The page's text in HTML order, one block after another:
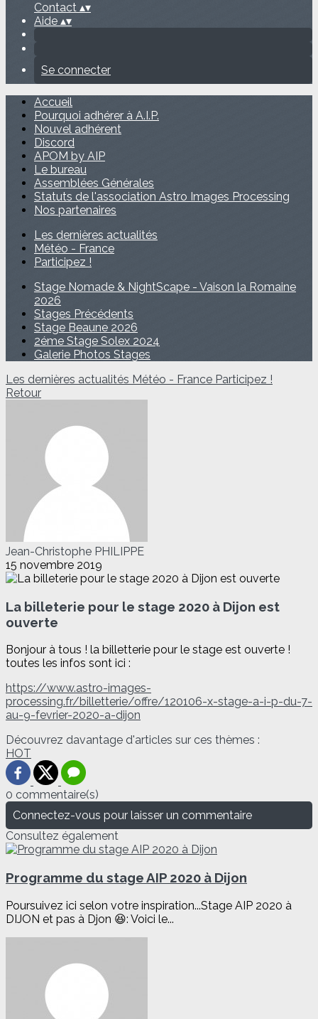
Contact ▴▾
Aide ▴▾
Se connecter
Accueil
Pourquoi adhérer à A.I.P.
Nouvel adhérent
Discord
APOM by AIP
Le bureau
Assemblées Générales
Statuts de l'association Astro Images Processing
Nos partenaires
Les dernières actualités
Météo - France
Participez !
Stage Nomade & NightScape - Vaison la Romaine
2026
Stages Précédents
Stage Beaune 2026
2éme Stage Solex 2024
Galerie Photos Stages
Les dernières actualités Météo - France Participez !
Retour
Jean-Christophe PHILIPPE
15 novembre 2019
La billeterie pour le stage 2020 à Dijon est
ouverte
Bonjour à tous ! la billetterie pour le stage est ouverte !
toutes les infos sont ici :
https://www.astro-images-
processing.fr/billetterie/offre/120106-x-stage-a-i-p-du-7-
au-9-fevrier-2020-a-dijon
Découvrez davantage d'articles sur ces thèmes :
HOT
0 commentaire(s)
Connectez-vous pour laisser un commentaire
Consultez également
Programme du stage AIP 2020 à Dijon
Poursuivez ici selon votre inspiration...Stage AIP 2020 à
DIJON et pas à Djon 😆: Voici le...